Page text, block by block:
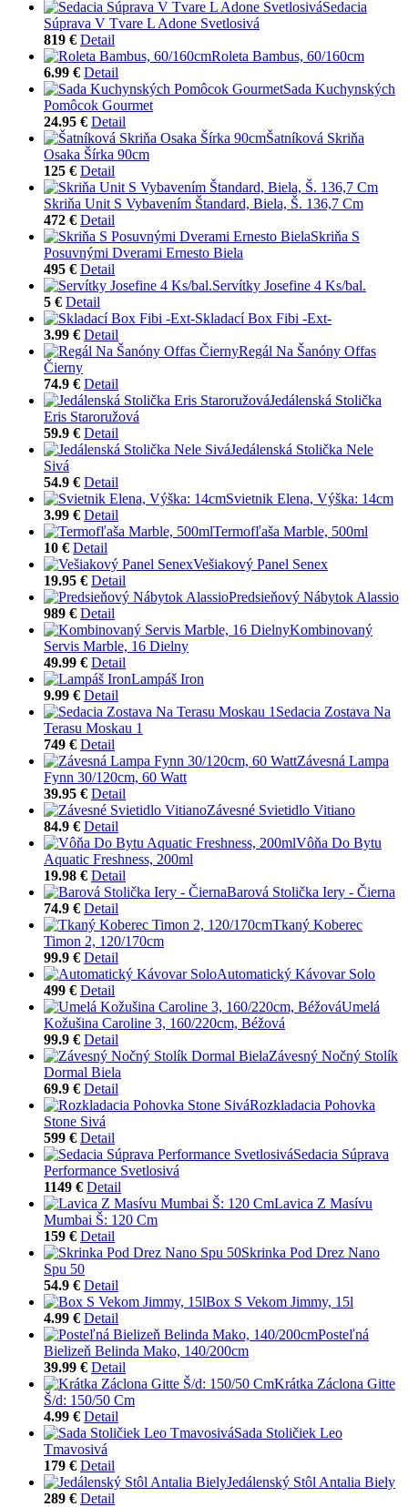
Sedacia
Súprava V Tvare L Adone Svetlosivá
819 € Detail
Roleta Bambus, 60/160cm
6.99 € Detail
Sada Kuchynských
Pomôcok Gourmet
24.95 € Detail
Šatníková Skriňa
Osaka Šírka 90cm
125 € Detail
Skriňa Unit S Vybavením Štandard, Biela, Š. 136,7 Cm
472 € Detail
Skriňa S
Posuvnými Dverami Ernesto Biela
495 € Detail
Servítky Josefine 4 Ks/bal.
5 € Detail
Skladací Box Fibi -Ext-
3.99 € Detail
Regál Na Šanóny Offas
Čierny
74.9 € Detail
Jedálenská Stolička
Eris Staroružová
59.9 € Detail
Jedálenská Stolička Nele
Sivá
54.9 € Detail
Svietnik Elena, Výška: 14cm
3.99 € Detail
Termofľaša Marble, 500ml
10 € Detail
Vešiakový Panel Senex
19.95 € Detail
Predsieňový Nábytok Alassio
989 € Detail
Kombinovaný
Servis Marble, 16 Dielny
49.99 € Detail
Lampáš Iron
9.99 € Detail
Sedacia Zostava Na
Terasu Moskau 1
749 € Detail
Závesná Lampa
Fynn 30/120cm, 60 Watt
39.95 € Detail
Závesné Svietidlo Vitiano
84.9 € Detail
Vôňa Do Bytu
Aquatic Freshness, 200ml
19.98 € Detail
Barová Stolička Iery - Čierna
74.9 € Detail
Tkaný Koberec
Timon 2, 120/170cm
99.9 € Detail
Automatický Kávovar Solo
499 € Detail
Umelá
Kožušina Caroline 3, 160/220cm, Béžová
99.9 € Detail
Závesný Nočný Stolík
Dormal Biela
69.9 € Detail
Rozkladacia Pohovka
Stone Sivá
599 € Detail
Sedacia Súprava
Performance Svetlosivá
1149 € Detail
Lavica Z Masívu
Mumbai Š: 120 Cm
159 € Detail
Skrinka Pod Drez Nano
Spu 50
54.9 € Detail
Box S Vekom Jimmy, 15l
4.99 € Detail
Posteľná
Bielizeň Belinda Mako, 140/200cm
39.99 € Detail
Krátka Záclona Gitte
Š/d: 150/50 Cm
4.99 € Detail
Sada Stoličiek Leo
Tmavosivá
179 € Detail
Jedálenský Stôl Antalia Biely
289 € Detail